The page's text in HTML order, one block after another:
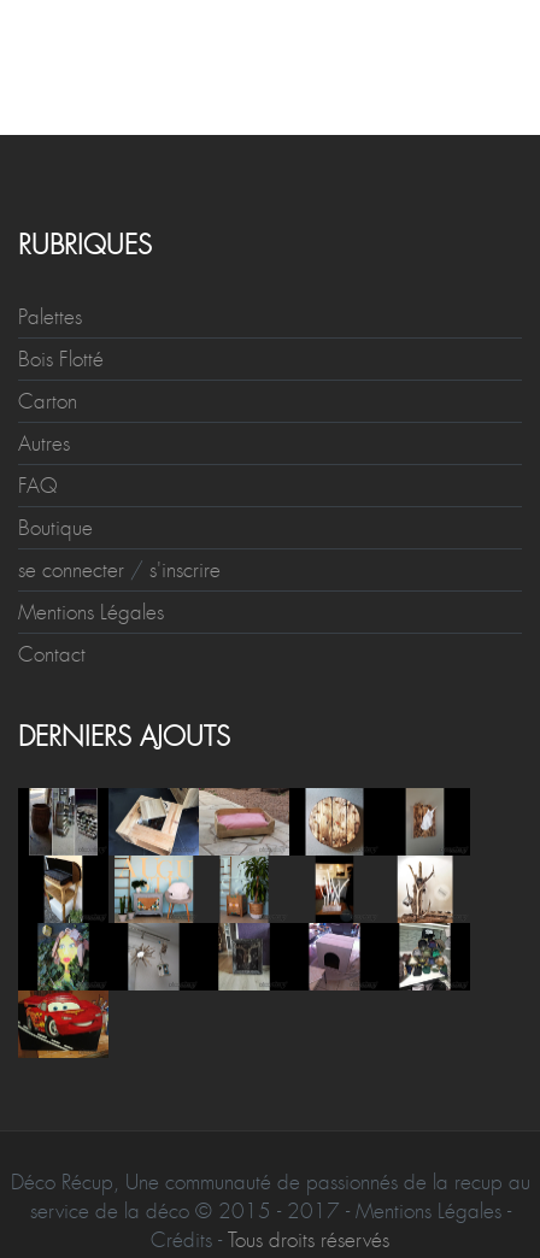
RUBRIQUES
Palettes
Bois Flotté
Carton
Autres
FAQ
Boutique
se connecter / s'inscrire
Mentions Légales
Contact
DERNIERS AJOUTS
Déco Récup, Une communauté de passionnés de la recup au
service de la déco © 2015 - 2017 - Mentions Légales -
Crédits - Tous droits réservés